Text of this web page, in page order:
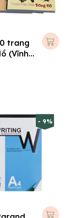
trang
(Vĩnh
cm
- 9%